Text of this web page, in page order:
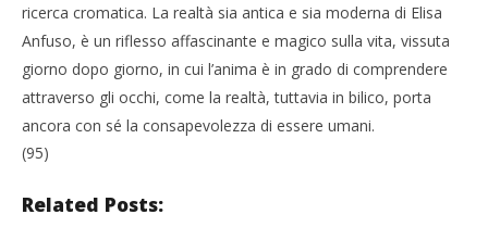
ricerca cromatica. La realtà sia antica e sia moderna di Elisa
Anfuso, è un riflesso affascinante e magico sulla vita, vissuta
giorno dopo giorno, in cui l’anima è in grado di comprendere
attraverso gli occhi, come la realtà, tuttavia in bilico, porta
ancora con sé la consapevolezza di essere umani.
(95)
Related Posts: